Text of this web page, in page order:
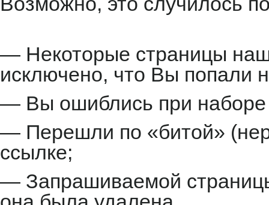
— Некоторые страницы
исключено, что Вы попали
— Вы ошиблись при наборе
— Перешли по «битой»
ссылке;
— Запрашиваемой